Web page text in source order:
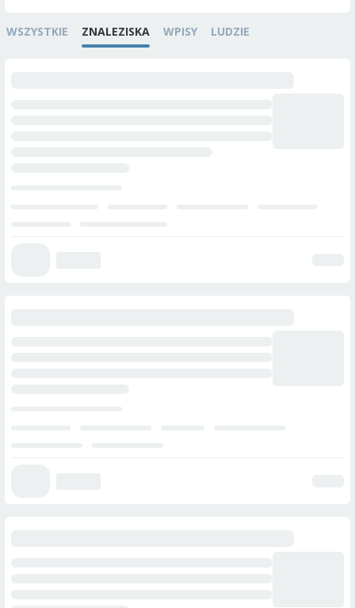
WSZYSTKIE ZNALEZISKA WPISY LUDZIE